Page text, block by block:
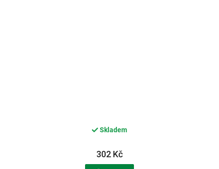
Skladem
302 Kč